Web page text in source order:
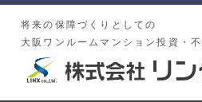
将来の保障づくりとしての
大阪ワンルームマンション投資・